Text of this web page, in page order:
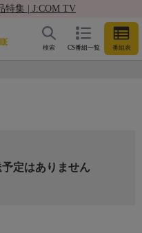
特集 | J:COM TV
CS番組一覧 番組表
検索
定はありません